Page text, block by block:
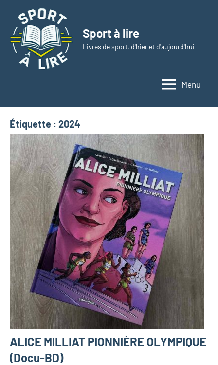
contenu
Sport à lire
Livres de sport, d'hier et d'aujourd'hui
Menu
Étiquette : 2024
ALICE MILLIAT PIONNIÈRE OLYMPIQUE
(Docu-BD)